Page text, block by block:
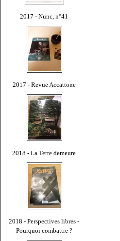
2017 - Nunc, n°41
2017 - Revue Accattone
2018 - La Terre demeure
2018 - Perspectives libres -
Pourquoi combattre ?